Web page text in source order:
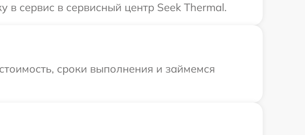
в сервис в сервисный центр Seek Thermal.
сроки выполнения и займемся